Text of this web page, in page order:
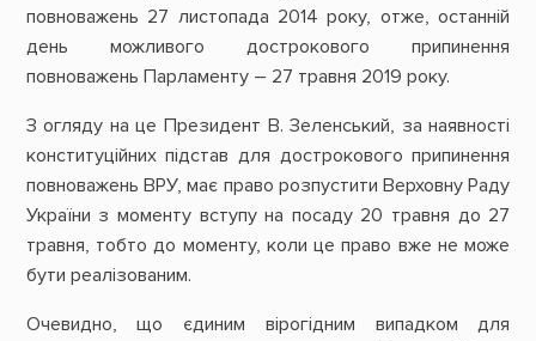
повноважень 27 листопада 2014 року, отже, останній
день можливого дострокового припинення
повноважень Парламенту – 27 травня 2019 року.
З огляду на це Президент В. Зеленський, за наявності
конституційних підстав для дострокового припинення
повноважень ВРУ, має право розпустити Верховну Раду
України з моменту вступу на посаду 20 травня до 27
травня, тобто до моменту, коли це право вже не може
бути реалізованим.
Очевидно, що єдиним вірогідним випадком для